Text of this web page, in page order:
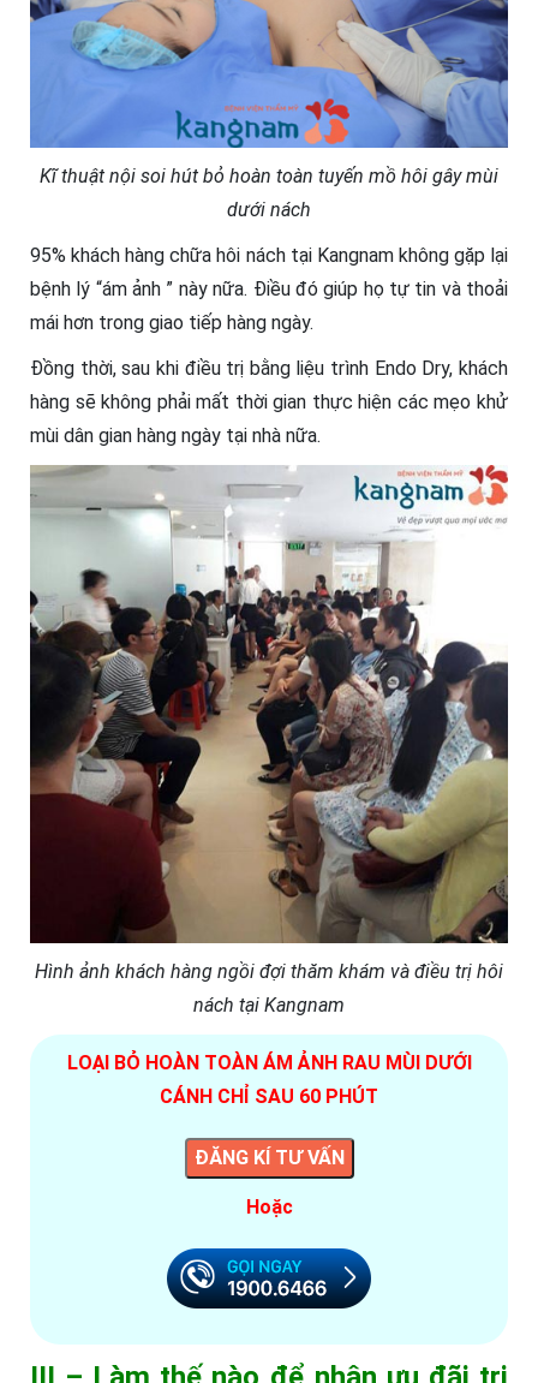
Kĩ thuật nội soi hút bỏ hoàn toàn tuyến mồ hôi gây mùi
dưới nách
95% khách hàng chữa hôi nách tại Kangnam không gặp lại
bệnh lý “ám ảnh ” này nữa. Điều đó giúp họ tự tin và thoải
mái hơn trong giao tiếp hàng ngày.
Đồng thời, sau khi điều trị bằng liệu trình Endo Dry, khách
hàng sẽ không phải mất thời gian thực hiện các mẹo khử
mùi dân gian hàng ngày tại nhà nữa.
Hình ảnh khách hàng ngồi đợi thăm khám và điều trị hôi
nách tại Kangnam
LOẠI BỎ HOÀN TOÀN ÁM ẢNH RAU MÙI DƯỚI
CÁNH CHỈ SAU 60 PHÚT
ĐĂNG KÍ TƯ VẤN
Hoặc